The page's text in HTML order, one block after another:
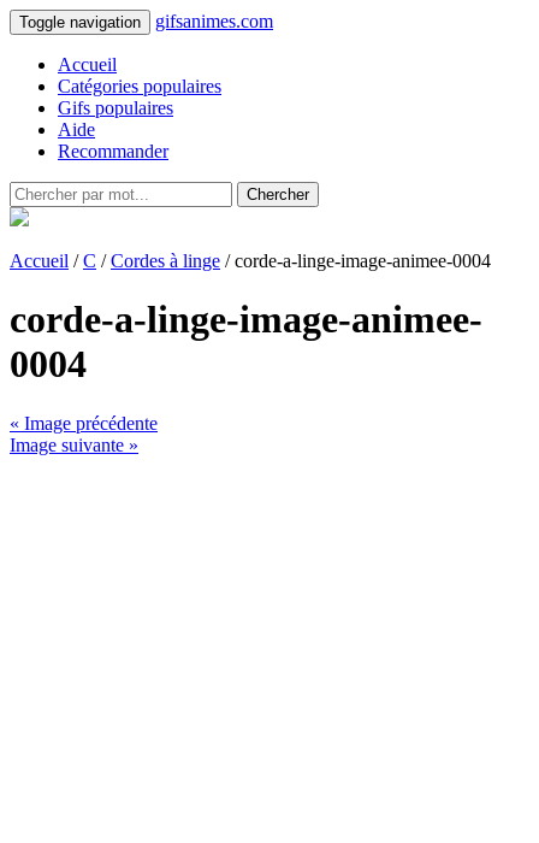
Toggle navigation gifsanimes.com
Accueil
Catégories populaires
Gifs populaires
Aide
Recommander
Chercher
Accueil /C /Cordes à linge / corde-a-linge-image-animee-0004
corde-a-linge-image-animee-
0004
« Image précédente
Image suivante »